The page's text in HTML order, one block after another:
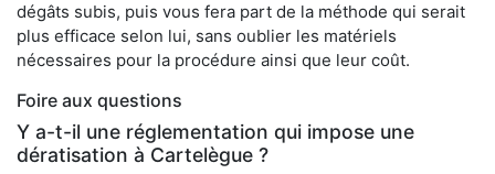
dégâts subis, puis vous fera part de la méthode qui serait
plus efficace selon lui, sans oublier les matériels
nécessaires pour la procédure ainsi que leur coût.
Foire aux questions
Y a-t-il une réglementation qui impose une
dératisation à Cartelègue ?